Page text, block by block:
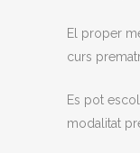
El proper
curs
Es pot
modalitat